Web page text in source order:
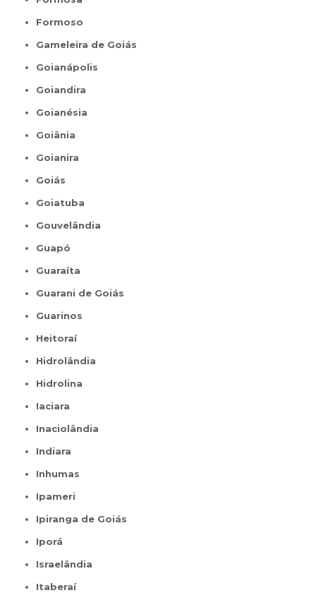
Formoso
Gameleira de Goiás
Goianápolis
Goiandira
Goianésia
Goiânia
Goianira
Goiás
Goiatuba
Gouvelândia
Guapó
Guaraíta
Guarani de Goiás
Guarinos
Heitoraí
Hidrolândia
Hidrolina
Iaciara
Inaciolândia
Indiara
Inhumas
Ipameri
Ipiranga de Goiás
Iporá
Israelândia
Itaberaí